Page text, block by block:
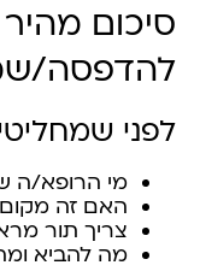
סיכום
להדפסה/
לפני
מי הרופא/ה
האם זה מקום
צריך תור
מה להביא